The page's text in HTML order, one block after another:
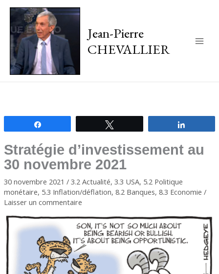
Jean-Pierre
CHEVALLIER
Stratégie d’investissement au
30 novembre 2021
30 novembre 2021 / 3.2 Actualité, 3.3 USA, 5.2 Politique
monétaire, 5.3 Inflation/déflation, 8.2 Banques, 8.3 Economie /
Laisser un commentaire